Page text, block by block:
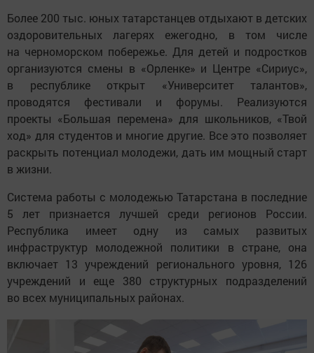
Более 200 тыс. юных татарстанцев отдыхают в детских
оздоровительных лагерях ежегодно, в том числе
на черноморском побережье. Для детей и подростков
организуются смены в «Орленке» и Центре «Сириус»,
в республике открыт «Университет талантов»,
проводятся фестивали и форумы. Реализуются
проекты «Большая перемена» для школьников, «Твой
ход» для студентов и многие другие. Все это позволяет
раскрыть потенциал молодежи, дать им мощный старт
в жизни.
Система работы с молодежью Татарстана в последние
5 лет признается лучшей среди регионов России.
Республика имеет одну из самых развитых
инфраструктур молодежной политики в стране, она
включает 13 учреждений регионального уровня, 126
учреждений и еще 380 структурных подразделений
во всех муниципальных районах.